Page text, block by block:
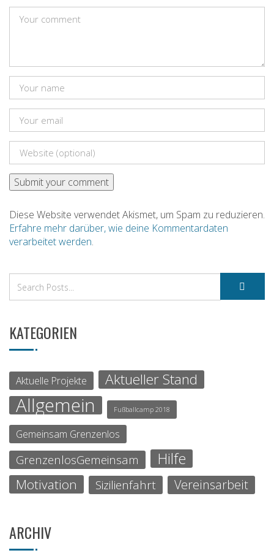
Diese Website verwendet Akismet, um Spam zu reduzieren.
Erfahre mehr darüber, wie deine Kommentardaten
verarbeitet werden.
KATEGORIEN
Aktuelle Projekte Aktueller Stand
Allgemein Fußballcamp 2018
Gemeinsam Grenzenlos
GrenzenlosGemeinsam Hilfe
Motivation Sizilienfahrt Vereinsarbeit
ARCHIV